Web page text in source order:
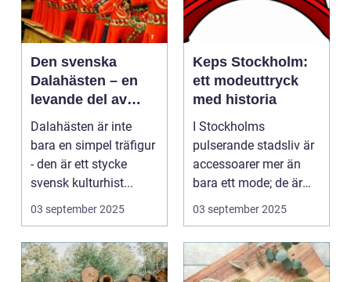
Den svenska
Dalahästen – en
levande del av
Sveriges
kulturhistoria.
Dalahästen är inte
bara en simpel träfigur
- den är ett stycke
svensk kulturhist...
03 september 2025
Keps Stockholm:
ett modeuttryck
med historia
I Stockholms
pulserande stadsliv är
accessoarer mer än
bara ett mode; de är
uttryck f...
03 september 2025